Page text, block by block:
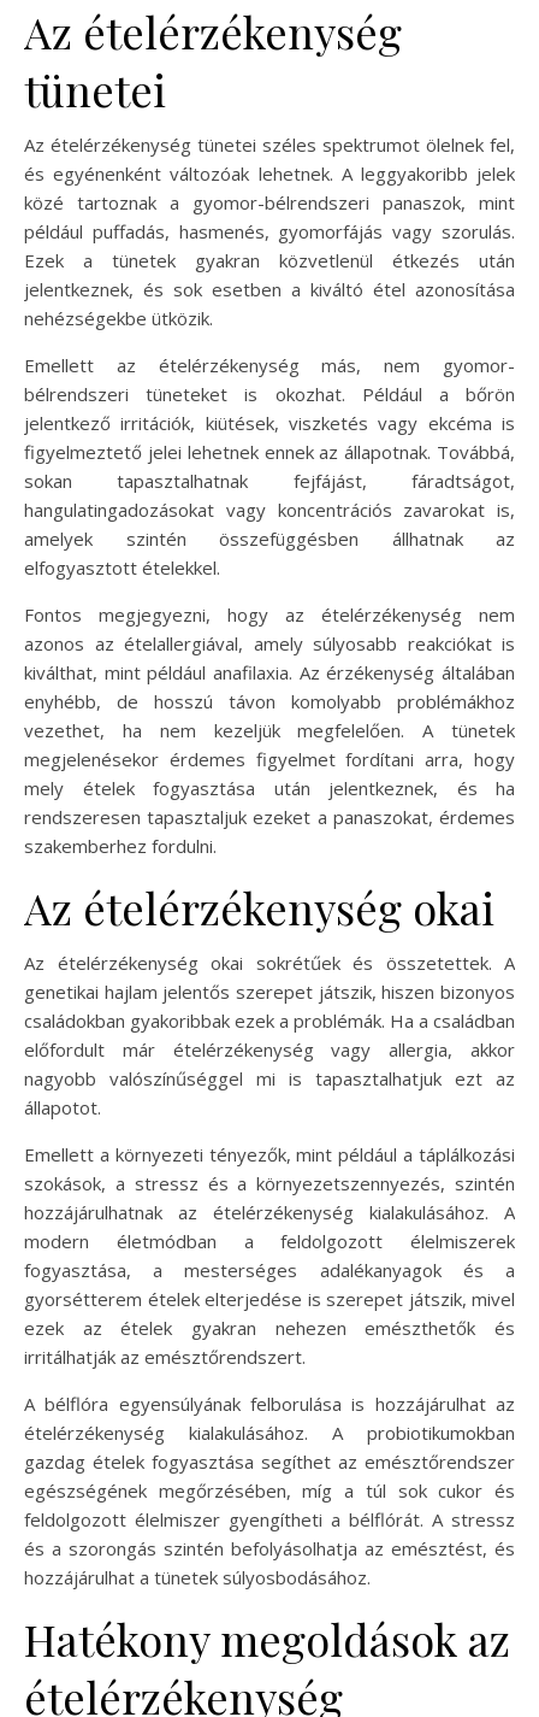
Az ételérzékenység
tünetei
Az ételérzékenység tünetei széles spektrumot ölelnek fel,
és egyénenként változóak lehetnek. A leggyakoribb jelek
közé tartoznak a gyomor-bélrendszeri panaszok, mint
például puffadás, hasmenés, gyomorfájás vagy szorulás.
Ezek a tünetek gyakran közvetlenül étkezés után
jelentkeznek, és sok esetben a kiváltó étel azonosítása
nehézségekbe ütközik.
Emellett az ételérzékenység más, nem gyomor-
bélrendszeri tüneteket is okozhat. Például a bőrön
jelentkező irritációk, kiütések, viszketés vagy ekcéma is
figyelmeztető jelei lehetnek ennek az állapotnak. Továbbá,
sokan tapasztalhatnak fejfájást, fáradtságot,
hangulatingadozásokat vagy koncentrációs zavarokat is,
amelyek szintén összefüggésben állhatnak az
elfogyasztott ételekkel.
Fontos megjegyezni, hogy az ételérzékenység nem
azonos az ételallergiával, amely súlyosabb reakciókat is
kiválthat, mint például anafilaxia. Az érzékenység általában
enyhébb, de hosszú távon komolyabb problémákhoz
vezethet, ha nem kezeljük megfelelően. A tünetek
megjelenésekor érdemes figyelmet fordítani arra, hogy
mely ételek fogyasztása után jelentkeznek, és ha
rendszeresen tapasztaljuk ezeket a panaszokat, érdemes
szakemberhez fordulni.
Az ételérzékenység okai
Az ételérzékenység okai sokrétűek és összetettek. A
genetikai hajlam jelentős szerepet játszik, hiszen bizonyos
családokban gyakoribbak ezek a problémák. Ha a családban
előfordult már ételérzékenység vagy allergia, akkor
nagyobb valószínűséggel mi is tapasztalhatjuk ezt az
állapotot.
Emellett a környezeti tényezők, mint például a táplálkozási
szokások, a stressz és a környezetszennyezés, szintén
hozzájárulhatnak az ételérzékenység kialakulásához. A
modern életmódban a feldolgozott élelmiszerek
fogyasztása, a mesterséges adalékanyagok és a
gyorsétterem ételek elterjedése is szerepet játszik, mivel
ezek az ételek gyakran nehezen emészthetők és
irritálhatják az emésztőrendszert.
A bélflóra egyensúlyának felborulása is hozzájárulhat az
ételérzékenység kialakulásához. A probiotikumokban
gazdag ételek fogyasztása segíthet az emésztőrendszer
egészségének megőrzésében, míg a túl sok cukor és
feldolgozott élelmiszer gyengítheti a bélflórát. A stressz
és a szorongás szintén befolyásolhatja az emésztést, és
hozzájárulhat a tünetek súlyosbodásához.
Hatékony megoldások az
ételérzékenység